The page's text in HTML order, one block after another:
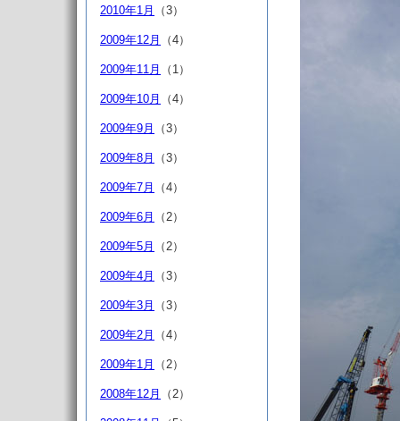
2010年1月 （3）
2009年12月 （4）
2009年11月 （1）
2009年10月 （4）
2009年9月 （3）
2009年8月 （3）
2009年7月 （4）
2009年6月 （2）
2009年5月 （2）
2009年4月 （3）
2009年3月 （3）
2009年2月 （4）
2009年1月 （2）
2008年12月 （2）